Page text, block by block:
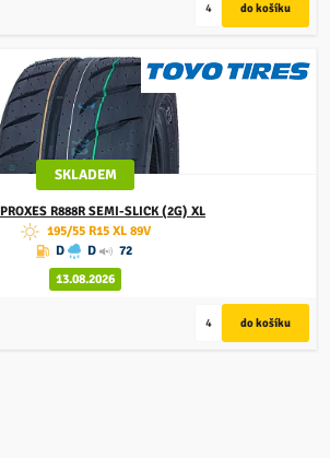
SKLADEM
PROXES R888R SEMI-SLICK (2G) XL
195/55 R15 XL 89V
D
D
72
13.08.2026